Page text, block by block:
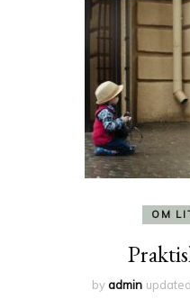
OM
byadmin